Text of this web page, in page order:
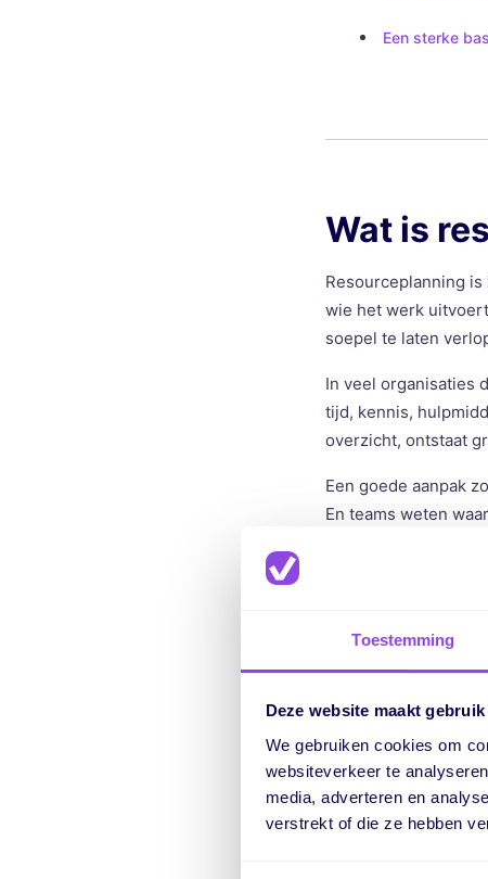
Toestemming
Deze website maakt
We gebruiken cookies om
websiteverkeer te
media, adverteren en
verstrekt of die ze hebben
Een sterke
Wat is
Resourceplanning
wie het werk
soepel te laten
In veel organisaties
tijd, kennis,
overzicht, ontstaat
Een goede aanpak
En teams weten
Zonder duidelijke
het zich aandient.
worden vaak pas
Met een
waar ruimte is.
voortgang van